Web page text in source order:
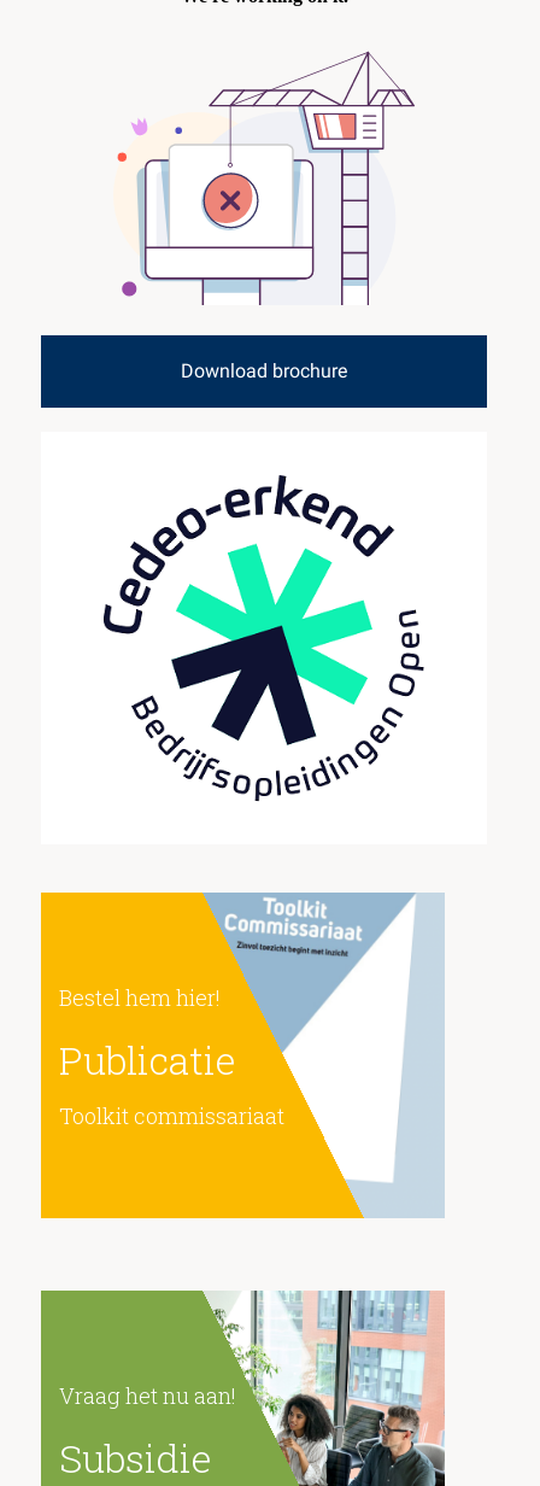
Download brochure
Bestel hem hier!
Publicatie
Toolkit commissariaat
https://www.nrgovernance.nl/publicaties/nieuw-
toolkit-commissariaat-2025
Vraag het nu aan!
Subsidie
https://goedtoezicht.werktuigppo.nl/